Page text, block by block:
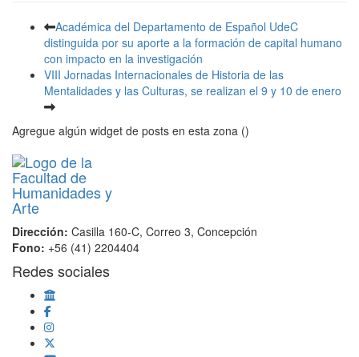
Académica del Departamento de Español UdeC
distinguida por su aporte a la formación de capital humano
con impacto en la investigación
VIII Jornadas Internacionales de Historia de las
Mentalidades y las Culturas, se realizan el 9 y 10 de enero
Agregue algún widget de posts en esta zona ()
Dirección: Casilla 160-C, Correo 3, Concepción
Fono: +56 (41) 2204404
Redes sociales